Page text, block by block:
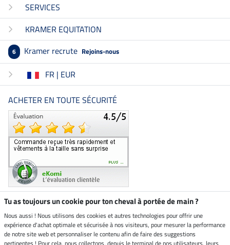
SERVICES
KRAMER EQUITATION
6 Kramer recrute Rejoins-nous
FR | EUR
ACHETER EN TOUTE SÉCURITÉ
Boutique climatiquement
neutre
Tu as toujours un cookie pour ton cheval à portée de main ?
Nous aussi ! Nous utilisons des cookies et autres technologies pour offrir une
expérience d'achat optimale et sécurisée à nos visiteurs, pour mesurer la performance
de notre site web et personnaliser le contenu afin de faire des suggestions